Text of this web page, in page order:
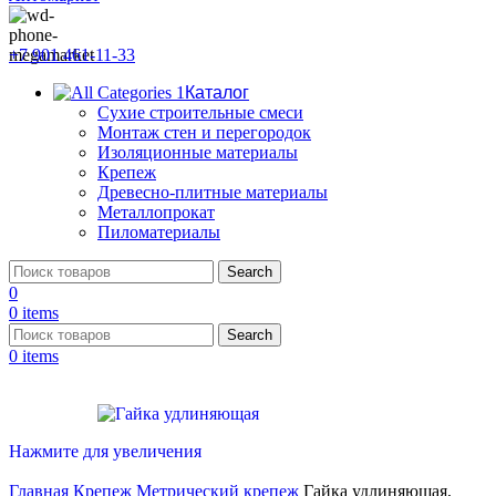
+7 901 461-11-33
Каталог
Сухие строительные смеси
Монтаж стен и перегородок
Изоляционные материалы
Крепеж
Древесно-плитные материалы
Металлопрокат
Пиломатериалы
Search
0
0 items
Search
0 items
Нажмите для увеличения
Главная Крепеж Метрический крепеж Гайка удлиняющая,